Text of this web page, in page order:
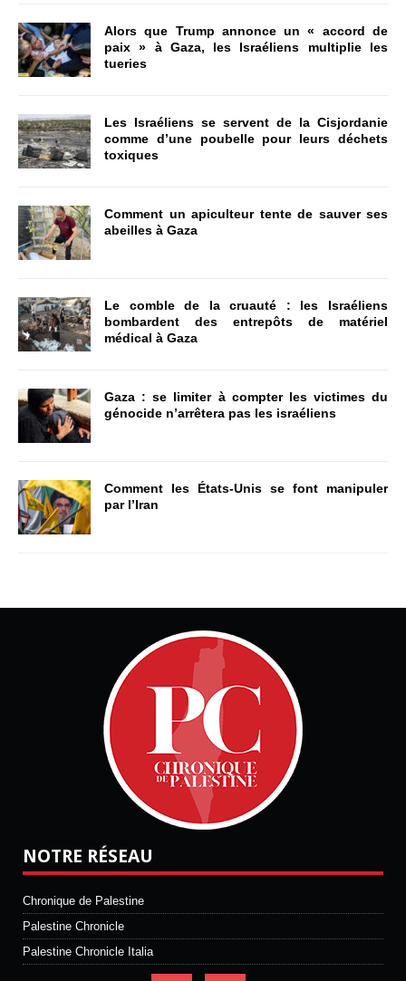
Alors que Trump annonce un « accord de
paix » à Gaza, les Israéliens multiplie les
tueries
Les Israéliens se servent de la Cisjordanie
comme d’une poubelle pour leurs déchets
toxiques
Comment un apiculteur tente de sauver ses
abeilles à Gaza
Le comble de la cruauté : les Israéliens
bombardent des entrepôts de matériel
médical à Gaza
Gaza : se limiter à compter les victimes du
génocide n’arrêtera pas les israéliens
Comment les États-Unis se font manipuler
par l’Iran
NOTRE RÉSEAU
Chronique de Palestine
Palestine Chronicle
Palestine Chronicle Italia